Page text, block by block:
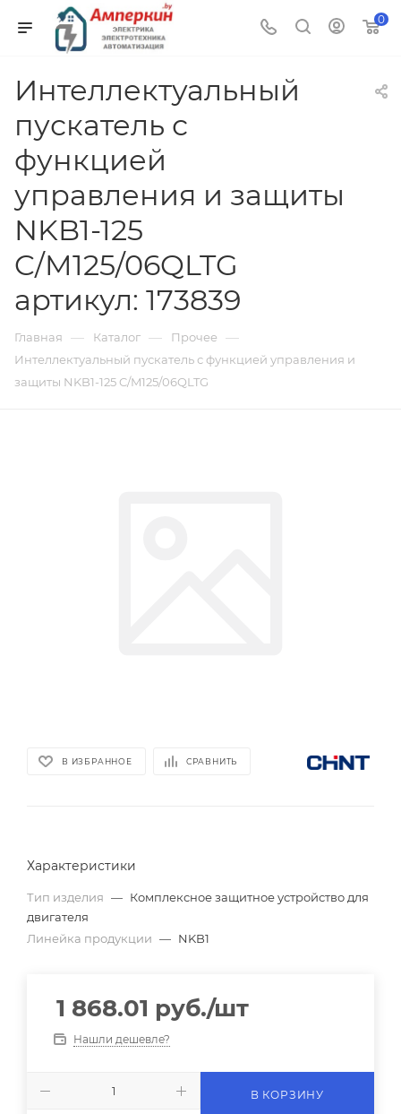
0
Интеллектуальный
пускатель с
функцией
управления и защиты
NKB1-125
C/M125/06QLTG
артикул: 173839
Главная — Каталог — Прочее —
Интеллектуальный пускатель с функцией управления и
защиты NKB1-125 C/M125/06QLTG
В ИЗБРАННОЕ СРАВНИТЬ
Характеристики
Тип изделия — Комплексное защитное устройство для
двигателя
Линейка продукции — NKB1
1 868.01 руб./шт
Нашли дешевле?
В КОРЗИНУ